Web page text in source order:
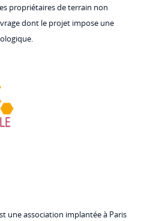
propriétaires de terrain non
dont le projet impose une
une association implantée à Paris